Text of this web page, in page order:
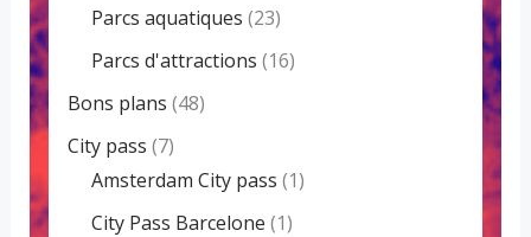
Parcs aquatiques (23)
Parcs d'attractions (16)
Bons plans (48)
City pass (7)
Amsterdam City pass (1)
City Pass Barcelone (1)